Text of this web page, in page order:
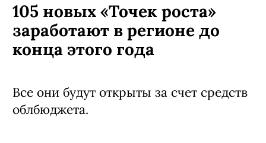
105 новых «Точек роста»
заработают в регионе до
конца этого года
Все они будут открыты за счет средств
облбюджета.